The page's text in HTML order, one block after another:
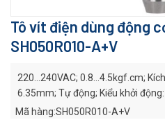
Tô vít điện dùng động
SH050R010-A+V
220…240VAC; 0.8…4.5kgf.cm;
6.35mm; Tự động; Kiểu khởi
Mã hàng:SH050R010-A+V